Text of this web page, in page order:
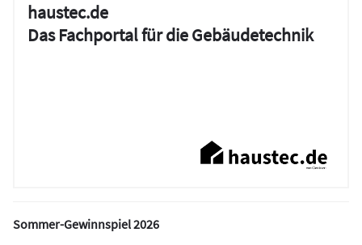
haustec.de
Das Fachportal für die Gebäudetechnik
Sommer-Gewinnspiel 2026